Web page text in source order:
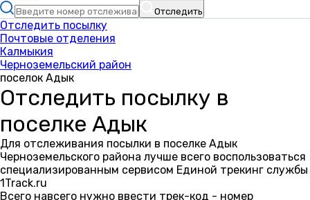
Отследить
Отследить посылку
Почтовые отделения
Калмыкия
Черноземельский район
поселок Адык
Отследить посылку в
поселке Адык
Для отслеживания посылки в поселке Адык
Черноземельского района лучше всего воспользоваться
специализированным сервисом Единой трекинг службы
1Track.ru
Всего навсего нужно ввести трек-код - номер